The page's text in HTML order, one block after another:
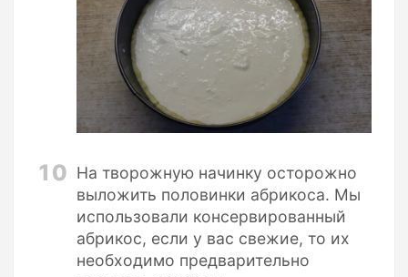
10 На творожную начинку осторожно
выложить половинки абрикоса. Мы
использовали консервированный
абрикос, если у вас свежие, то их
необходимо предварительно